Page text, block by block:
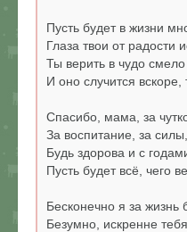
Пусть будет в жизни
Глаза твои от радости
Ты верить в чудо
И оно случится вскоре,
Спасибо, мама, за
За воспитание, за
Будь здорова и с
Пусть будет всё, чего
Бесконечно я за жизнь
Безумно, искренне